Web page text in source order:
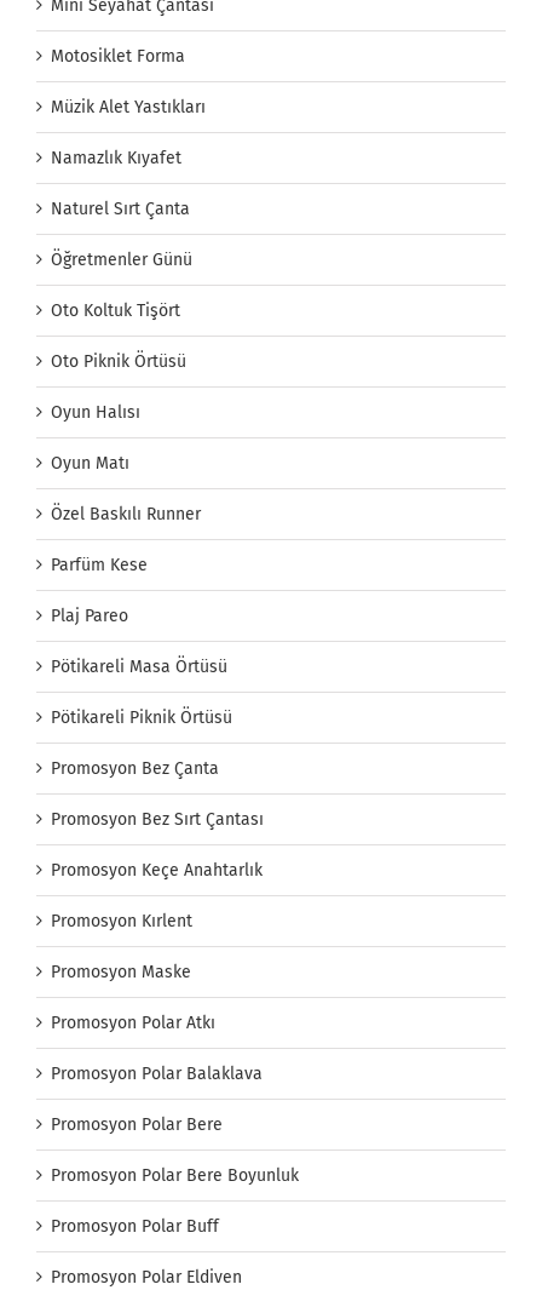
Mini Seyahat Çantası
Motosiklet Forma
Müzik Alet Yastıkları
Namazlık Kıyafet
Naturel Sırt Çanta
Öğretmenler Günü
Oto Koltuk Tişört
Oto Piknik Örtüsü
Oyun Halısı
Oyun Matı
Özel Baskılı Runner
Parfüm Kese
Plaj Pareo
Pötikareli Masa Örtüsü
Pötikareli Piknik Örtüsü
Promosyon Bez Çanta
Promosyon Bez Sırt Çantası
Promosyon Keçe Anahtarlık
Promosyon Kırlent
Promosyon Maske
Promosyon Polar Atkı
Promosyon Polar Balaklava
Promosyon Polar Bere
Promosyon Polar Bere Boyunluk
Promosyon Polar Buff
Promosyon Polar Eldiven